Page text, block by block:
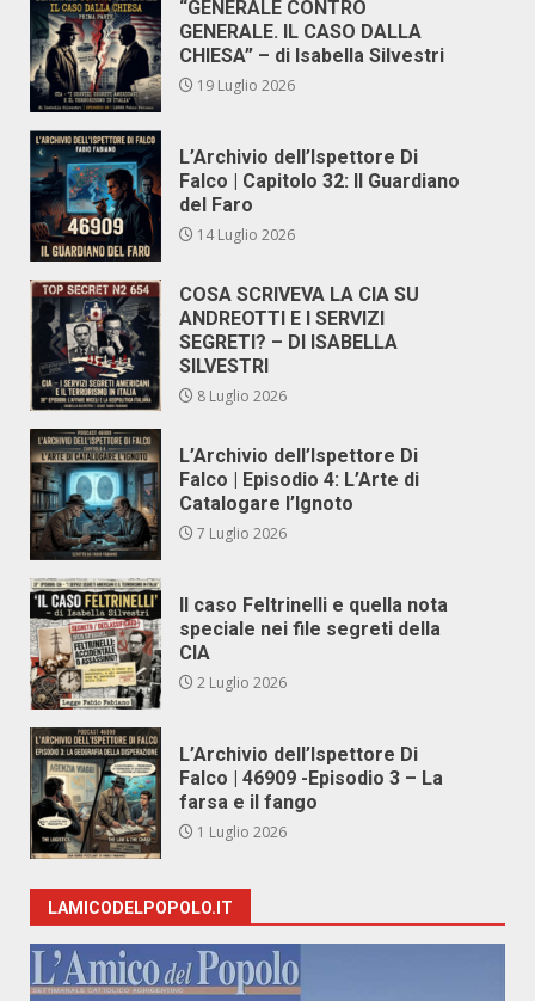
“GENERALE CONTRO
GENERALE. IL CASO DALLA
CHIESA” – di Isabella Silvestri
19 Luglio 2026
L’Archivio dell’Ispettore Di
Falco | Capitolo 32: Il Guardiano
del Faro
14 Luglio 2026
COSA SCRIVEVA LA CIA SU
ANDREOTTI E I SERVIZI
SEGRETI? – DI ISABELLA
SILVESTRI
8 Luglio 2026
L’Archivio dell’Ispettore Di
Falco | Episodio 4: L’Arte di
Catalogare l’Ignoto
7 Luglio 2026
Il caso Feltrinelli e quella nota
speciale nei file segreti della
CIA
2 Luglio 2026
L’Archivio dell’Ispettore Di
Falco | 46909 -Episodio 3 – La
farsa e il fango
1 Luglio 2026
LAMICODELPOPOLO.IT